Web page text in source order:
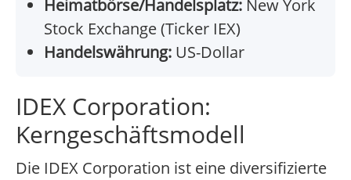
Heimatbörse/Handelsplatz: New York
Stock Exchange (Ticker IEX)
Handelswährung: US-Dollar
IDEX Corporation:
Kerngeschäftsmodell
Die IDEX Corporation ist eine diversifizierte